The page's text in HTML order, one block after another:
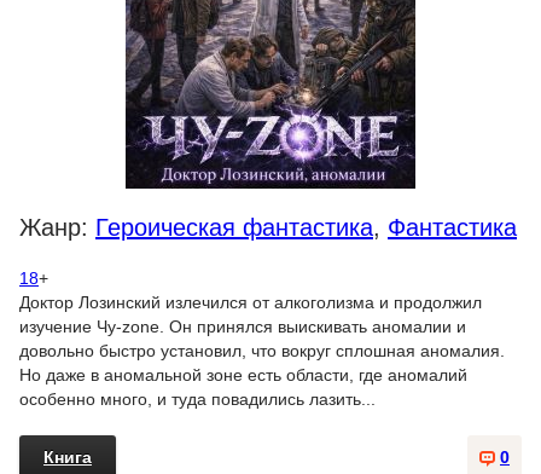
Жанр: Героическая фантастика, Фантастика
18+
Доктор Лозинский излечился от алкоголизма и продолжил
изучение Чу-zone. Он принялся выискивать аномалии и
довольно быстро установил, что вокруг сплошная аномалия.
Но даже в аномальной зоне есть области, где аномалий
особенно много, и туда повадились лазить...
0
Книга